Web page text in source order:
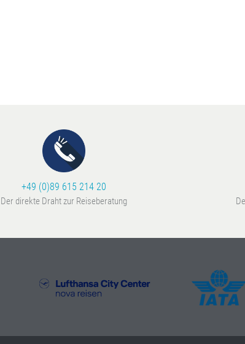
+49 (0)89 615 214 20
Der direkte Draht zur Reiseberatung